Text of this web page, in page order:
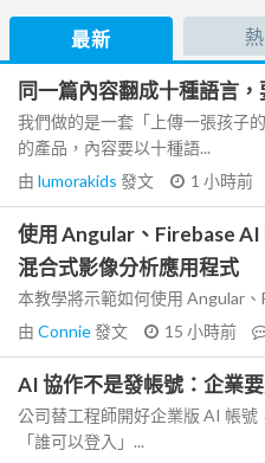
最新
同一篇內容翻成十種語言
我們做的是一套「上傳一張孩子
的產品，內容要以十種語...
由 lumorakids 發文 1 小時前
使用 Angular、Firebase
混合式影像分析應用程式
本教學將示範如何使用 Angular、
由 Connie發文 15 小時前
AI 協作不是發帳號：企業
公司替工程師開好企業版 AI 帳
「誰可以登入」...